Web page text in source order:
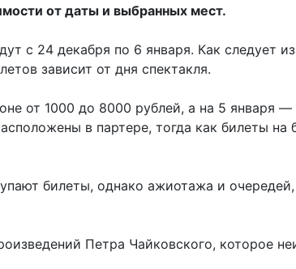
от даты и выбранных мест.
с 24 декабря по 6 января. Как следует
зависит от дня спектакля.
от 1000 до 8000 рублей, а на 5 января
в партере, тогда как билеты на
билеты, однако ажиотажа и
Петра Чайковского, которое